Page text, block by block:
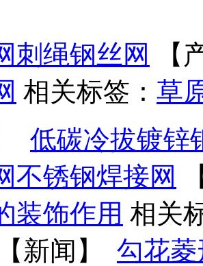
刺绳钢丝网
【
相关标签： 草
低碳冷拔镀锌
不锈钢焊接网
装饰作用 相关
【新闻】
勾花